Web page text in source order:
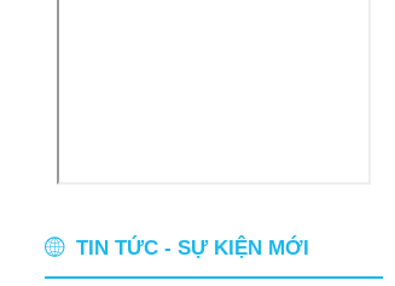
TIN TỨC - SỰ KIỆN MỚI